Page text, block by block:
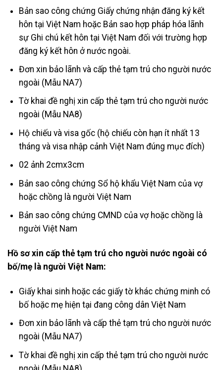
Bản sao công chứng Giấy chứng nhận đăng ký kết
hôn tại Việt Nam hoặc Bản sao hợp pháp hóa lãnh
sự Ghi chú kết hôn tại Việt Nam đối với trường hợp
đăng ký kết hôn ở nước ngoài.
Đơn xin bảo lãnh và cấp thẻ tạm trú cho người nước
ngoài (Mẫu NA7)
Tờ khai đề nghị xin cấp thẻ tạm trú cho người nước
ngoài (Mẫu NA8)
Hộ chiếu và visa gốc (hộ chiếu còn hạn ít nhất 13
tháng và visa nhập cảnh Việt Nam đúng mục đích)
02 ảnh 2cmx3cm
Bản sao công chứng Sổ hộ khẩu Việt Nam của vợ
hoặc chồng là người Việt Nam
Bản sao công chứng CMND của vợ hoặc chồng là
người Việt Nam
Hồ sơ xin cấp thẻ tạm trú cho người nước ngoài có
bố/mẹ là người Việt Nam:
Giấy khai sinh hoặc các giấy tờ khác chứng minh có
bố hoặc mẹ hiện tại đang công dân Việt Nam
Đơn xin bảo lãnh và cấp thẻ tạm trú cho người nước
ngoài (Mẫu NA7)
Tờ khai đề nghị xin cấp thẻ tạm trú cho người nước